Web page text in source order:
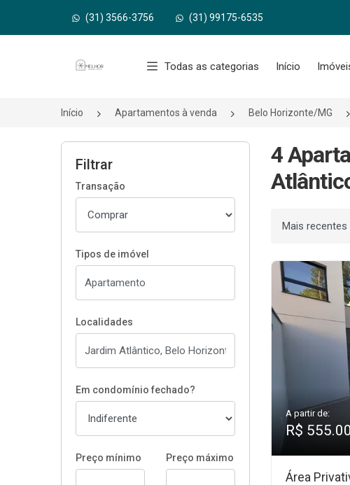
(31) 3566-3756 (31) 99175-6535
Página inicial
Todas as categorias Início
Início Apartamentos à venda Belo Horizonte/MG
Filtrar
Transação
Tipos de imóvel
Localidades
Em condomínio fechado?
Preço mínimo Preço máximo
4
Ordenar por
A partir de:
R$
Área